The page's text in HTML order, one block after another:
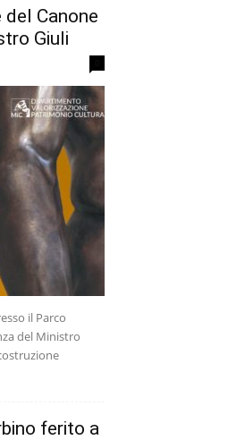
Canone
Giuli
il Parco
del Ministro
ferito a